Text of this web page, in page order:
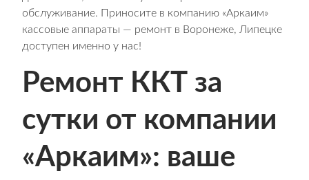
обслуживание. Приносите в компанию «Аркаим»
кассовые аппараты — ремонт в Воронеже, Липецке
доступен именно у нас!
Ремонт ККТ за
сутки от компании
«Аркаим»: ваше